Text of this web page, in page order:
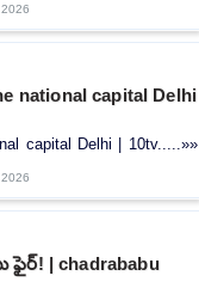
national capital Delhi
capital Delhi | 10tv.....»»
| chadrababu